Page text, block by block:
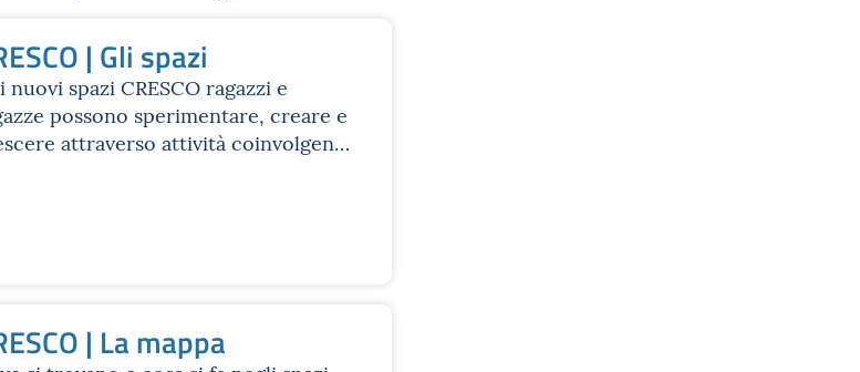
| Gli spazi
nuovi spazi CRESCO ragazzi e
possono sperimentare, creare e
attraverso attività coinvolgenti
| La mappa